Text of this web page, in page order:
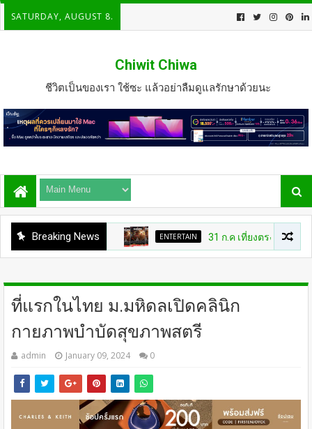
SATURDAY, AUGUST 8.
Chiwit Chiwa
ชีวิตเป็นของเรา ใช้ซะ แล้วอย่าลืมดูแลรักษาด้วยนะ
Breaking News ENTERTAIN 31 ก.ค เที่ยงตรง กดบัตรให้ทันนะเ
ที่แรกในไทย ม.มหิดลเปิดคลินิก
กายภาพบำบัดสุขภาพสตรี
admin January 09, 2024 0